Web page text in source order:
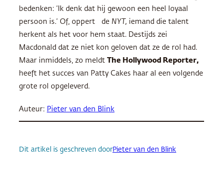
bedenken: ‘Ik denk dat hij gewoon een heel loyaal
persoon is.’ Of, oppert de NYT, iemand die talent
herkent als het voor hem staat. Destijds zei
Macdonald dat ze niet kon geloven dat ze de rol had.
Maar inmiddels, zo meldt The Hollywood Reporter,
heeft het succes van Patty Cakes haar al een volgende
grote rol opgeleverd.
Auteur: Pieter van den Blink
Dit artikel is geschreven doorPieter van den Blink